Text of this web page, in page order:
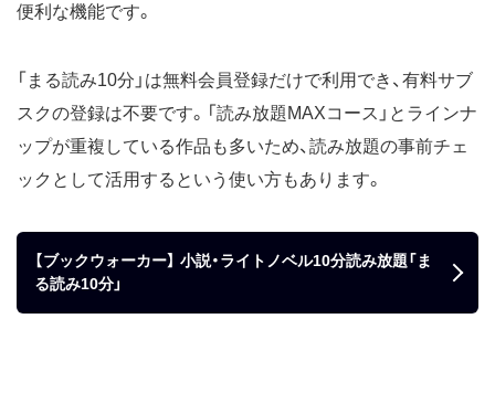
便利な機能です。
「まる読み10分」は無料会員登録だけで利用でき、有料サブ
スクの登録は不要です。「読み放題MAXコース」とラインナ
ップが重複している作品も多いため、読み放題の事前チェ
ックとして活用するという使い方もあります。
【ブックウォーカー】 小説・ライトノベル10分読み放題「ま
る読み10分」